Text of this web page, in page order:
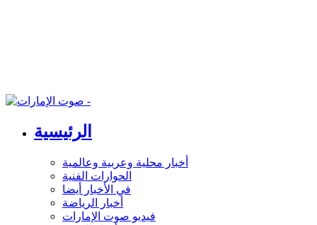
الرئيسية
أخبار محلية وعربية وعالمية
الحوارات الفنية
في الأخبار أيضا
أخبار الرياضة
فيديو صوت الإمارات